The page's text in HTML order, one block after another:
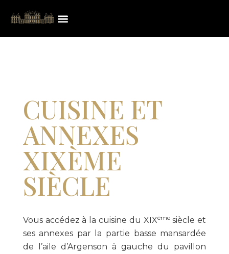
CUISINE ET
ANNEXES
XIXÈME
SIÈCLE
Vous accédez à la cuisine du XIXèmesiècle et
ses annexes par la partie basse mansardée
de l’aile d’Argenson à gauche du pavillon